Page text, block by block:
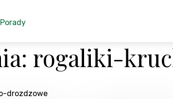
Porady
rogaliki-
drozdzowe